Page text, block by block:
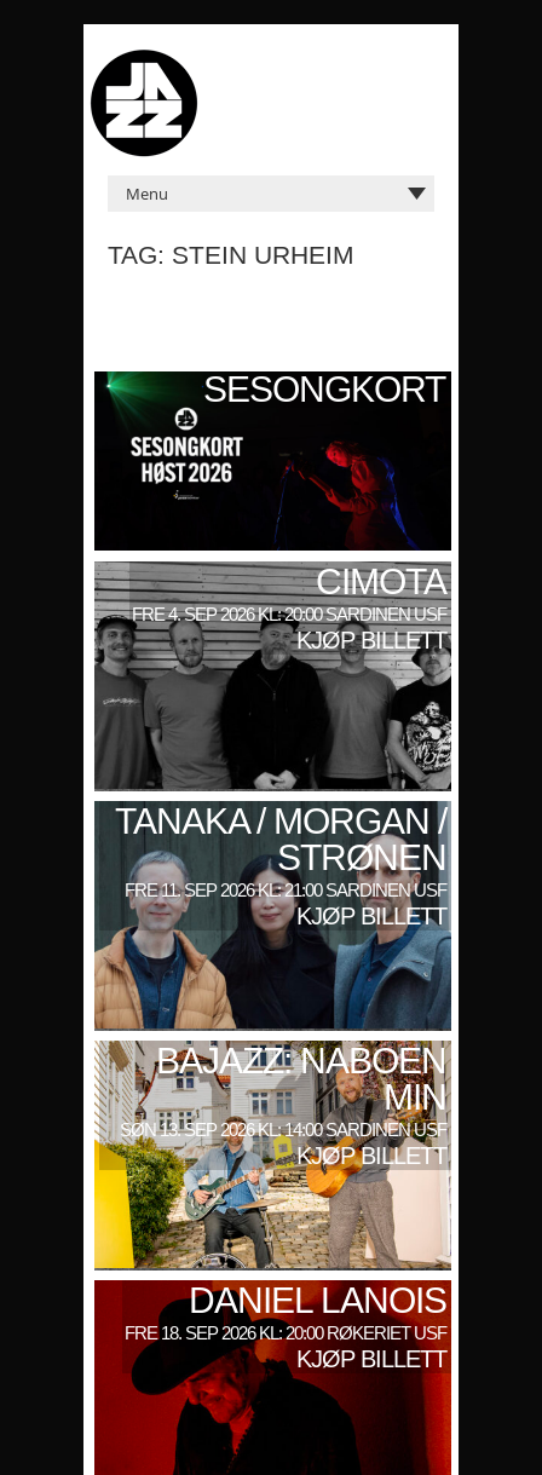
TAG: STEIN URHEIM
SESONGKORT
CIMOTA
FRE 4. SEP 2026 KL: 20:00 SARDINEN USF
KJØP BILLETT
TANAKA / MORGAN /
STRØNEN
FRE 11. SEP 2026 KL: 21:00 SARDINEN USF
KJØP BILLETT
BAJAZZ: NABOEN
MIN
SØN 13. SEP 2026 KL: 14:00 SARDINEN USF
KJØP BILLETT
DANIEL LANOIS
FRE 18. SEP 2026 KL: 20:00 RØKERIET USF
KJØP BILLETT